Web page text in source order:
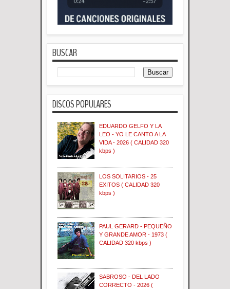
BUSCAR
DISCOS POPULARES
EDUARDO GELFO Y LA
LEO - YO LE CANTO A LA
VIDA - 2026 ( CALIDAD 320
kbps )
LOS SOLITARIOS - 25
EXITOS ( CALIDAD 320
kbps )
PAUL GERARD - PEQUEÑO
Y GRANDE AMOR - 1973 (
CALIDAD 320 kbps )
SABROSO - DEL LADO
CORRECTO - 2026 (